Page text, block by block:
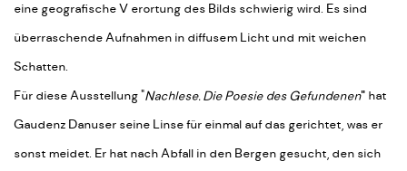
eine geografische V erortung des Bilds schwierig wird. Es sind
überraschende Aufnahmen in diffusem Licht und mit weichen
Schatten.
Für diese Ausstellung "Nachlese. Die Poesie desGefundenen" hat
Gaudenz Danuser seine Linse für einmal auf das gerichtet, was er
sonst meidet. Er hat nach Abfall in den Bergen gesucht, den sich